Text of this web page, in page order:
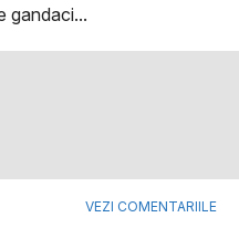
gandaci...
VEZI COMENTARIILE